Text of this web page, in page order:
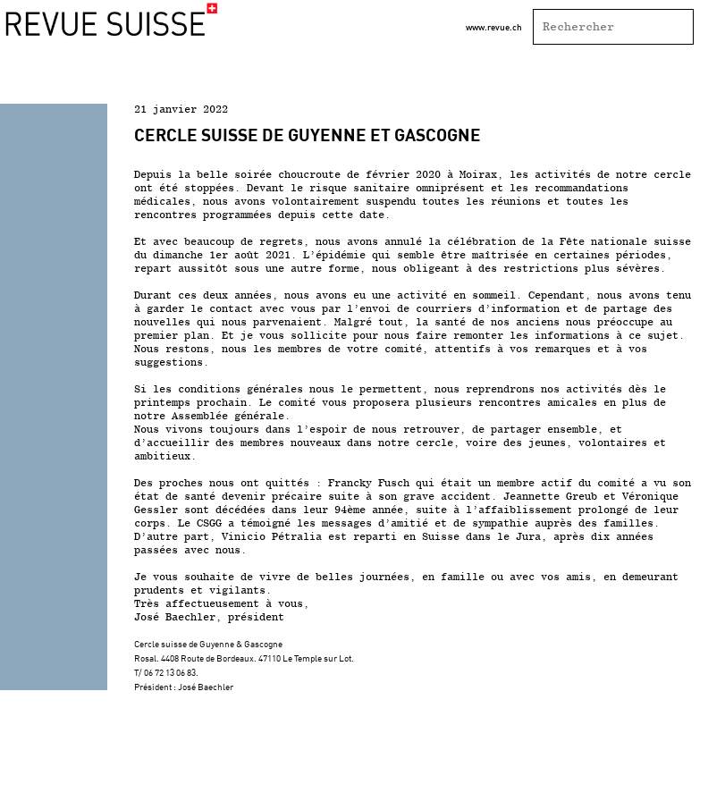
www.revue.ch
21 janvier 2022
CERCLE SUISSE DE GUYENNE ET GASCOGNE
Depuis la belle soirée choucroute de février 2020 à Moirax, les activités de notre cercle
ont été stoppées. Devant le risque sanitaire omniprésent et les recommandations
médicales, nous avons volontairement suspendu toutes les réunions et toutes les
rencontres programmées depuis cette date.
Et avec beaucoup de regrets, nous avons annulé la célébration de la Fête nationale suisse
du dimanche 1er août 2021. L’épidémie qui semble être maîtrisée en certaines périodes,
repart aussitôt sous une autre forme, nous obligeant à des restrictions plus sévères.
Durant ces deux années, nous avons eu une activité en sommeil. Cependant, nous avons tenu
à garder le contact avec vous par l’envoi de courriers d’information et de partage des
nouvelles qui nous parvenaient. Malgré tout, la santé de nos anciens nous préoccupe au
premier plan. Et je vous sollicite pour nous faire remonter les informations à ce sujet.
Nous restons, nous les membres de votre comité, attentifs à vos remarques et à vos
suggestions.
Si les conditions générales nous le permettent, nous reprendrons nos activités dès le
printemps prochain. Le comité vous proposera plusieurs rencontres amicales en plus de
notre Assemblée générale.
Nous vivons toujours dans l’espoir de nous retrouver, de partager ensemble, et
d’accueillir des membres nouveaux dans notre cercle, voire des jeunes, volontaires et
ambitieux.
Des proches nous ont quittés : Francky Fusch qui était un membre actif du comité a vu son
état de santé devenir précaire suite à son grave accident. Jeannette Greub et Véronique
Gessler sont décédées dans leur 94ème année, suite à l’affaiblissement prolongé de leur
corps. Le CSGG a témoigné les messages d’amitié et de sympathie auprès des familles.
D’autre part, Vinicio Pétralia est reparti en Suisse dans le Jura, après dix années
passées avec nous.
Je vous souhaite de vivre de belles journées, en famille ou avec vos amis, en demeurant
prudents et vigilants.
Très affectueusement à vous,
José Baechler, président
Cercle suisse de Guyenne & Gascogne
Rosal. 4408 Route de Bordeaux. 47110 Le Temple sur Lot.
T/ 06 72 13 06 83.
Président : José Baechler